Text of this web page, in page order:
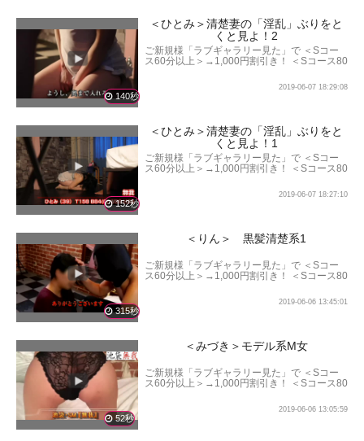
＜ひとみ＞清楚妻の「淫乱」ぶりをと
くと見よ！2
140秒
ご新規様「ラブギャラリー見た」で ＜Sコー
ス60分以上＞→1,000円割引き！ ＜Sコース80
以上＞→3,000円割引き！ となります。
2019-06-07 18:29:08
＜ひとみ＞清楚妻の「淫乱」ぶりをと
くと見よ！1
152秒
ご新規様「ラブギャラリー見た」で ＜Sコー
ス60分以上＞→1,000円割引き！ ＜Sコース80
以上＞→3,000円割引き！ となります。
2019-06-07 18:27:10
＜りん＞ 黒髪清楚系1
315秒
ご新規様「ラブギャラリー見た」で ＜Sコー
ス60分以上＞→1,000円割引き！ ＜Sコース80
以上＞→3,000円割引き！ となります。
2019-06-06 13:45:01
＜みづき＞モデル系M女
52秒
ご新規様「ラブギャラリー見た」で ＜Sコー
ス60分以上＞→1,000円割引き！ ＜Sコース80
以上＞→3,000円割引き！ となります。
2019-06-06 13:05:59